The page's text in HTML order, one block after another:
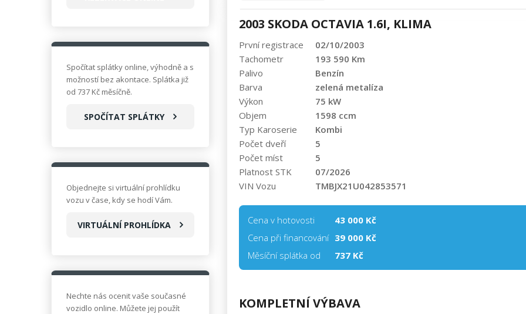
Spočítat splátky online, výhodně a s
možností bez akontace. Splátka již
od 737 Kč měsíčně.
SPOČÍTAT SPLÁTKY
Objednejte si virtuální prohlídku
vozu v čase, kdy se hodí Vám.
VIRTUÁLNÍ PROHLÍDKA
Nechte nás ocenit vaše současné
vozidlo online. Můžete jej použít
2003 ŠKODA OCTAVIA 1.6I, KLIMA
První registrace
02/10/2003
Tachometr
193 590 Km
Palivo
Benzín
Barva
zelená metalíza
Výkon
75 kW
Objem
1598 ccm
Typ Karoserie
Kombi
Počet dveří
5
Počet míst
5
Platnost STK
07/2026
VIN Vozu
TMBJX21U042853571
Cena v hotovosti
43 000 Kč
Cena při financování 39 000 Kč
Měsíční splátka od
737 Kč
KOMPLETNÍ VÝBAVA